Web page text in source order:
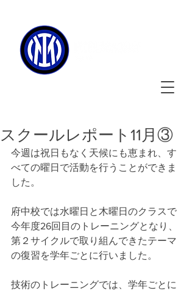
スクールレポート11月③
今週は祝日もなく天候にも恵まれ、す
べての曜日で活動を行うことができま
した。
府中校では水曜日と木曜日のクラスで
今年度26回目のトレーニングとなり、
第２サイクルで取り組んできたテーマ
の復習を学年ごとに行いました。
技術のトレーニングでは、学年ごとに